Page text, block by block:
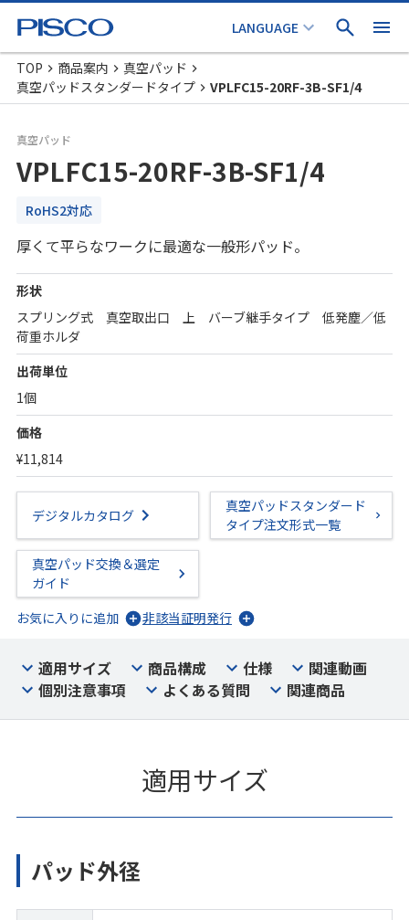
TOP 商品案内
真空パッド
真空パッドスタンダードタイプ
VPLFC15-20RF-3B-SF1/4
真空パッド
VPLFC15-20RF-3B-SF1/4
RoHS2対応
厚くて平らなワークに最適な一般形パッド。
形状
スプリング式 真空取出口 上 バーブ継手タイプ 低発塵／低
荷重ホルダ
出荷単位
1個
価格
¥11,814
デジタルカタログ
真空パッドスタンダード
タイプ注文形式一覧
真空パッド交換＆選定
ガイド
お気に入りに追加
非該当証明発行
適用サイズ 商品構成 仕様
関連動画
個別注意事項
よくある質問 関連商品
適用サイズ
パッド外径